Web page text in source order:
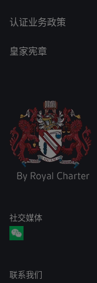
认证业务政策
皇家宪章
社交媒体
联系我们